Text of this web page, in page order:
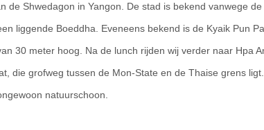
Shwedagon in Yangon. De stad is bekend vanwege
liggende Boeddha. Eveneens bekend is de Kyaik Pun
30 meter hoog. Na de lunch rijden wij verder naar Hpa
die grofweg tussen de Mon-State en de Thaise grens
natuurschoon.